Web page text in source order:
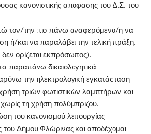
κανονιστικής απόφασης του Δ.Σ. του
την πιο πάνω αναφερόμενο/η να
ή/και να παραλάβει την τελική πράξη.
ορίζεται εκπρόσωπος).
δικαιολογητικά
την ηλεκτρολογική εγκατάσταση
τριών φωτιστικών λαμπτήρων και
τη χρήση πολύμπριζου.
κανονισμού λειτουργίας
Δήμου Φλώρινας και αποδέχομαι